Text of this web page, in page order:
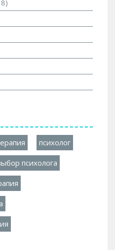
психолог
психолога